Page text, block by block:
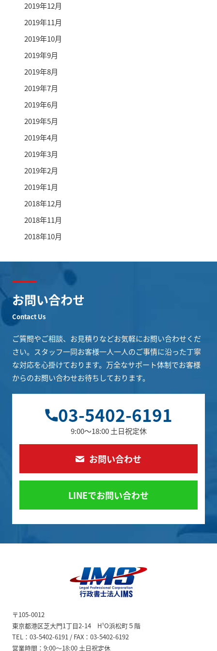
2019年12月
2019年11月
2019年10月
2019年9月
2019年8月
2019年7月
2019年6月
2019年5月
2019年4月
2019年3月
2019年2月
2019年1月
2018年12月
2018年11月
2018年10月
お問い合わせ
Contact Us
ご質問やご相談、お見積りなどお気軽にお問い合わせくだ
さい。 スタッフ一同お客様一人一人のご事情に沿った丁寧
な対応を心掛けております。 万全なサポート体制でお客様
からのお問い合わせお待ちしております。
03-5402-6191
9:00～18:00 土日祝定休
お問い合わせ
LINEでお問い合わせ
書士法人IMS】
〒105-0012
東京都港区芝大門1丁目2-14 H¹O浜松町５階
TEL：03-5402-6191 / FAX：03-5402-6192
営業時間：9:00～18:00 土日祝定休